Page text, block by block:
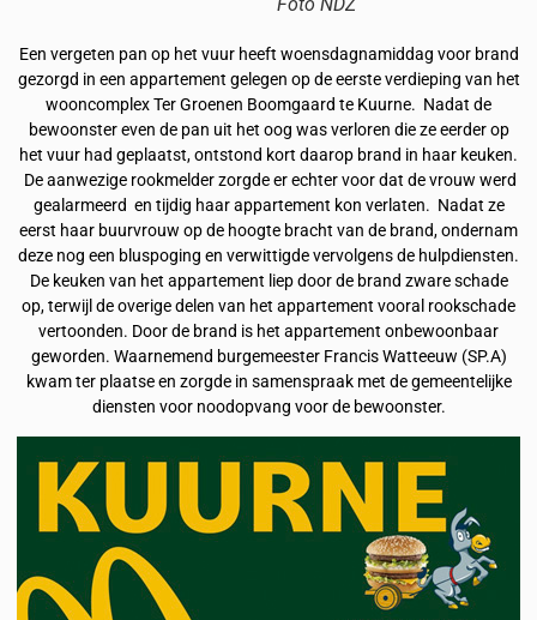
Een vergeten pan op het vuur heeft woensdagnamiddag voor brand
gezorgd in een appartement gelegen op de eerste verdieping van het
wooncomplex Ter Groenen Boomgaard te Kuurne. Nadat de
bewoonster even de pan uit het oog was verloren die ze eerder op
het vuur had geplaatst, ontstond kort daarop brand in haar keuken.
De aanwezige rookmelder zorgde er echter voor dat de vrouw werd
gealarmeerd en tijdig haar appartement kon verlaten. Nadat ze
eerst haar buurvrouw op de hoogte bracht van de brand, ondernam
deze nog een bluspoging en verwittigde vervolgens de hulpdiensten.
De keuken van het appartement liep door de brand zware schade
op, terwijl de overige delen van het appartement vooral rookschade
vertoonden. Door de brand is het appartement onbewoonbaar
geworden. Waarnemend burgemeester Francis Watteeuw (SP.A)
kwam ter plaatse en zorgde in samenspraak met de gemeentelijke
diensten voor noodopvang voor de bewoonster.